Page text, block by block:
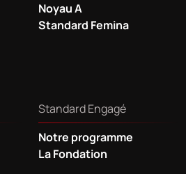
Noyau A
Standard Femina
Standard Engagé
Notre programme
La Fondation